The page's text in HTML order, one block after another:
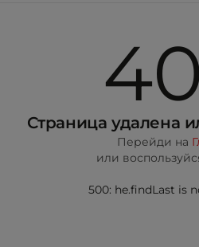
Страница удалена
Перейди на
или
500: he.findLast is